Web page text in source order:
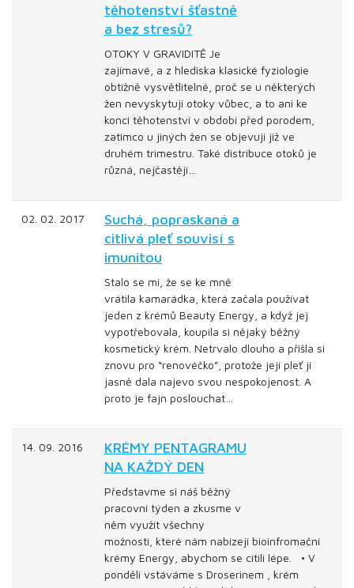
těhotenství šťastně
a bez stresů?
OTOKY V GRAVIDITĚ Je
zajímavé, a z hlediska klasické fyziologie
obtížně vysvětlitelné, proč se u některých
žen nevyskytují otoky vůbec, a to ani ke
konci těhotenství v období před porodem,
zatímco u jiných žen se objevují již ve
druhém trimestru. Také distribuce otoků je
různá, nejčastěji…
02. 02. 2017
Suchá, popraskaná a
citlivá pleť souvisí s
imunitou
Stalo se mi, že se ke mně
vrátila kamarádka, která začala používat
jeden z krémů Beauty Energy, a když jej
vypotřebovala, koupila si nějaký běžný
kosmetický krém. Netrvalo dlouho a přišla si
znovu pro “renovéčko”, protože její pleť jí
jasně dala najevo svou nespokojenost. A
proto je fajn poslouchat…
14. 09. 2016
KRÉMY PENTAGRAMU
NA KAŽDÝ DEN
Představme si náš běžný
pracovní týden a zkusme v
něm využít všechny
možnosti, které nám nabízejí bioinfromační
krémy Energy, abychom se cítili lépe. • V
pondělí vstáváme s Droserinem , krém